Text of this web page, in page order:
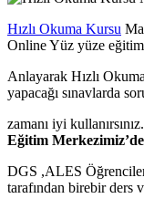
Hızlı Okuma Kursu
Online Yüz yüze
Anlayarak Hızlı
yapacağı sınavlarda
zamanı iyi
Eğitim Merkezimiz’de
DGS ,ALES
tarafından birebir ders